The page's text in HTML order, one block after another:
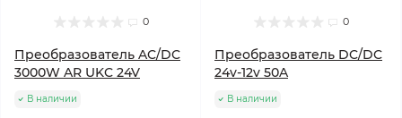
0
Преобразователь AC/DC
3000W AR UKC 24V
В наличии
0
Преобразователь DC/DC
24v-12v 50A
В наличии